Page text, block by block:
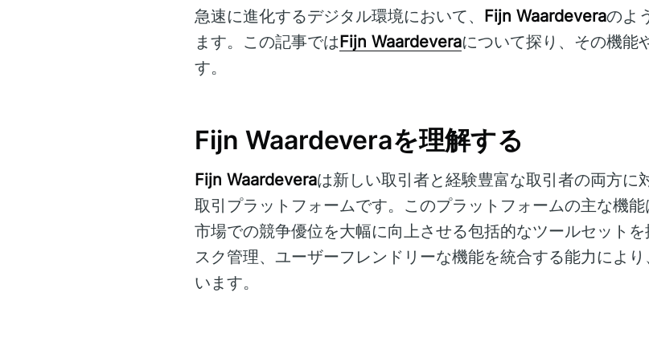
急速に進化するデジタル環境において、 Fijn Waardeveraのよ
ます。この記事ではFijn Waardeveraについて探り、その機能
す。
Fijn Waardeveraを理解する
Fijn Waardeveraは新しい取引者と経験豊富な取引者の両方に
取引プラットフォームです。このプラットフォームの主な機
市場での競争優位を大幅に向上させる包括的なツールセット
スク管理、ユーザーフレンドリーな機能を統合する能力によ
います。